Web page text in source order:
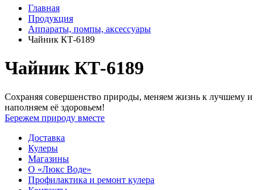
Главная
Продукция
Аппараты, помпы, аксессуары
Чайник КТ-6189
Чайник КТ-6189
Сохраняя совершенство природы, меняем жизнь к лучшему и
наполняем её здоровьем!
Бережем природу вместе
Доставка
Кулеры
Магазины
О «Люкс Воде»
Профилактика и ремонт кулера